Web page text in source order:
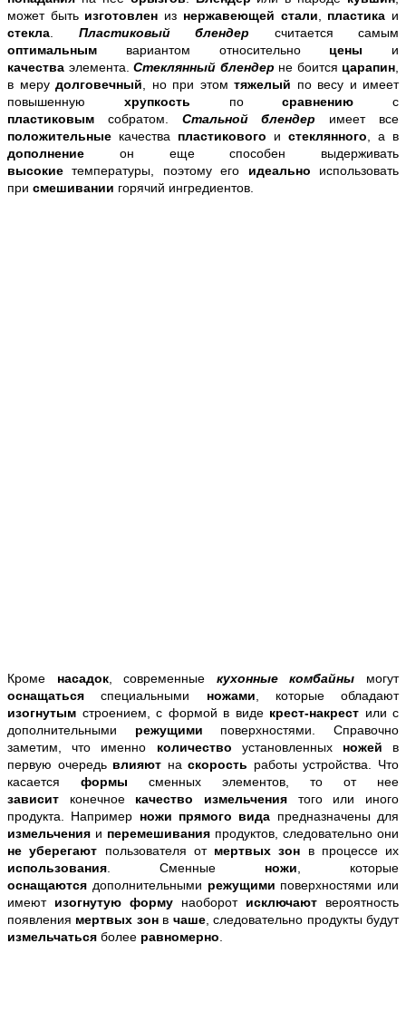
может быть изготовлен из нержавеющей стали пластика и
стекла
Пластиковый блендер считается самым
оптимальным вариантом относительно цены и
качества элемента. Стеклянный блендер не боится царапин
в меру долговечный , но при этом тяжелый по весу и имеет
повышенную хрупкость посравнению с
пластиковым собратом. Стальной блендер имеет все
положительные качества пластикового и стеклянного , а в
дополнение он еще способен выдерживать
высокиетемпературы, поэтому его идеально использовать
при смешивании горячий ингредиентов.
Кроме насадок, современные кухонные комбайны могут
оснащатьсяспециальными ножами , которые обладают
изогнутым строением, с формой в виде крест-накрест или с
дополнительными режущими поверхностями. Справочно
заметим, что именно количество установленных ножей в
первую очередь влияют наскорость работы устройства. Что
касается формы сменных элементов, то от нее
зависит конечное качество измельчения того или иного
продукта. Например ножи прямого вида предназначены для
измельчения и перемешивания продуктов, следовательно они
не уберегают пользователя от мертвых зон в процессе их
использования . Сменные ножи , которые
оснащаются дополнительными режущими поверхностями или
имеют изогнутую форму наоборот исключают вероятность
появления мертвых зонв чаше, следовательно продукты будут
измельчаться более равномерно